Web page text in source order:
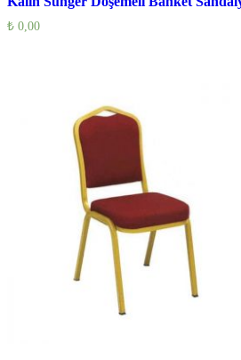
₺ 0,00